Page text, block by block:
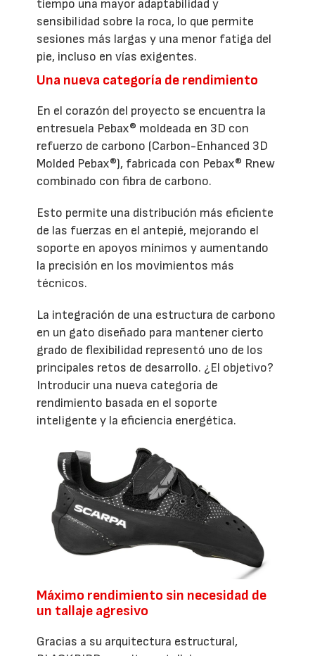
tiempo una mayor adaptabilidad y
sensibilidad sobre la roca, lo que permite
sesiones más largas y una menor fatiga del
pie, incluso en vías exigentes.
Una nueva categoría de rendimiento
En el corazón del proyecto se encuentra la
entresuela Pebax® moldeada en 3D con
refuerzo de carbono (Carbon-Enhanced 3D
Molded Pebax®), fabricada con Pebax® Rnew
combinado con fibra de carbono.
Esto permite una distribución más eficiente
de las fuerzas en el antepié, mejorando el
soporte en apoyos mínimos y aumentando
la precisión en los movimientos más
técnicos.
La integración de una estructura de carbono
en un gato diseñado para mantener cierto
grado de flexibilidad representó uno de los
principales retos de desarrollo. ¿El objetivo?
Introducir una nueva categoría de
rendimiento basada en el soporte
inteligente y la eficiencia energética.
Máximo rendimiento sin necesidad de
un tallaje agresivo
Gracias a su arquitectura estructural,